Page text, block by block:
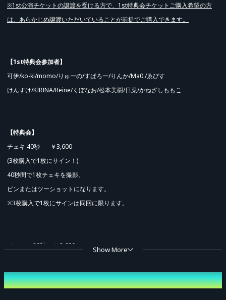
※1st公演チケットの譲渡を受ける方で、 1st特典会チケットご購入希望の方
は、あらかじめ譲渡いただいていることが前提でご購入できます。
【1st特典会参加者】
可伊/ko-ki/momo/りゅーの/すぱろー/りんか/Ma0./ゑびす
けんすけ/KIRINA/Reine/くぼなお/松本美樹/日菜/かねざしももこ
【特典会】
チェキ 40秒 ￥3,600
(3枚購入で1枚にサイン！)
40秒間で1枚チェキを撮影。
ピンまたはツーショットになります。
※3枚購入で1枚にサインは同回に限ります。
デジショ 20秒 ￥2,600
ピンまたはツーショットになります。
Show More
Event Date and Time